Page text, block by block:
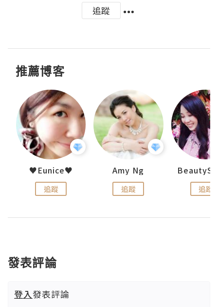
追蹤
推薦博客
♥Eunice♥
追蹤
Amy Ng
追蹤 追蹤
發表評論
登入發表評論